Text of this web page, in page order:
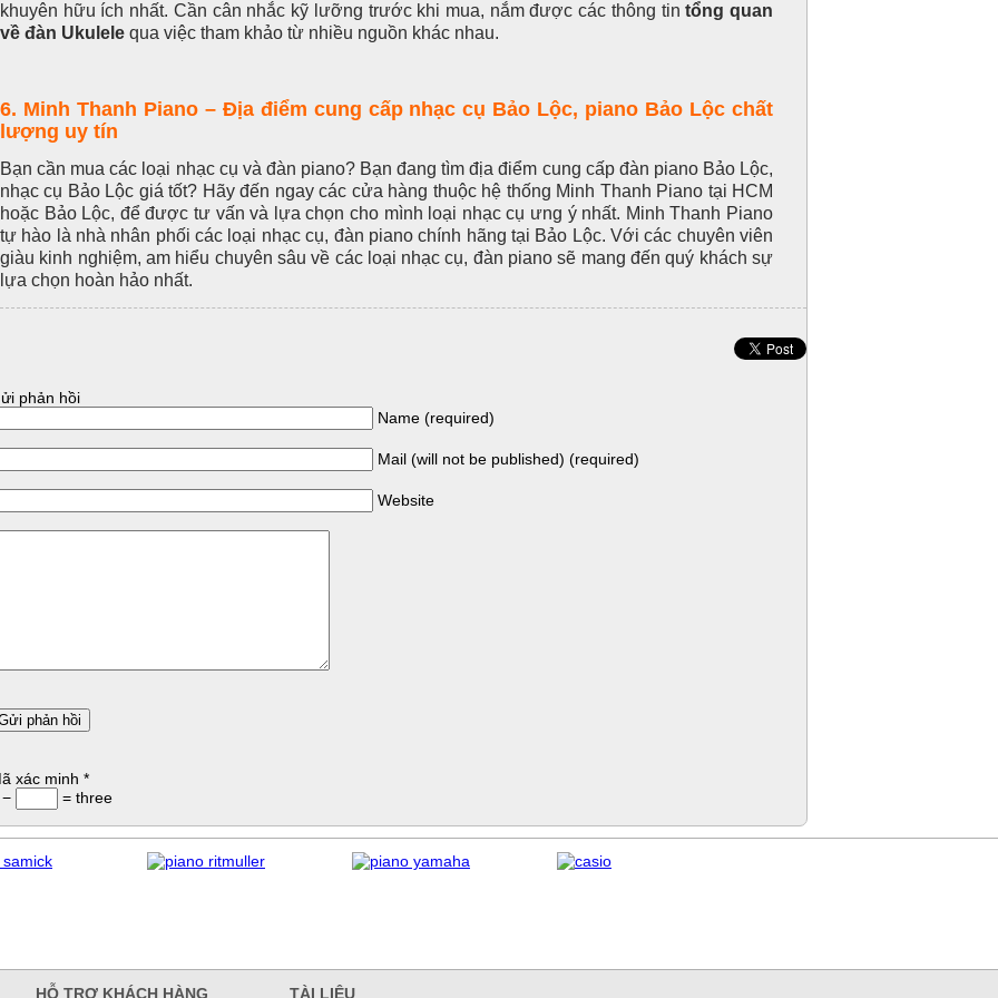
khuyên hữu ích nhất. Cần cân nhắc kỹ lưỡng trước khi mua, nắm được các thông tintổng quan
về đàn Ukulele qua việc tham khảo từ nhiều nguồn khác nhau.
6. Minh Thanh Piano – Địa điểm cung cấp nhạc cụ Bảo Lộc, piano Bảo Lộc chất
lượng uy tín
Bạn cần mua các loại nhạc cụ và đàn piano? Bạn đang tìm địa điểm cung cấp đàn piano Bảo Lộc,
nhạc cụ Bảo Lộc giá tốt? Hãy đến ngay các cửa hàng thuộc hệ thống Minh Thanh Piano tại HCM
hoặc Bảo Lộc, để được tư vấn và lựa chọn cho mình loại nhạc cụ ưng ý nhất. Minh Thanh Piano
tự hào là nhà nhân phối các loại nhạc cụ, đàn piano chính hãng tại Bảo Lộc. Với các chuyên viên
giàu kinh nghiệm, am hiểu chuyên sâu về các loại nhạc cụ, đàn piano sẽ mang đến quý khách sự
lựa chọn hoàn hảo nhất.
phản hồi
Name (required)
Mail (will not be published) (required)
Website
xác minh *
= three
HỖ TRỢ KHÁCH HÀNG TÀI LIỆU